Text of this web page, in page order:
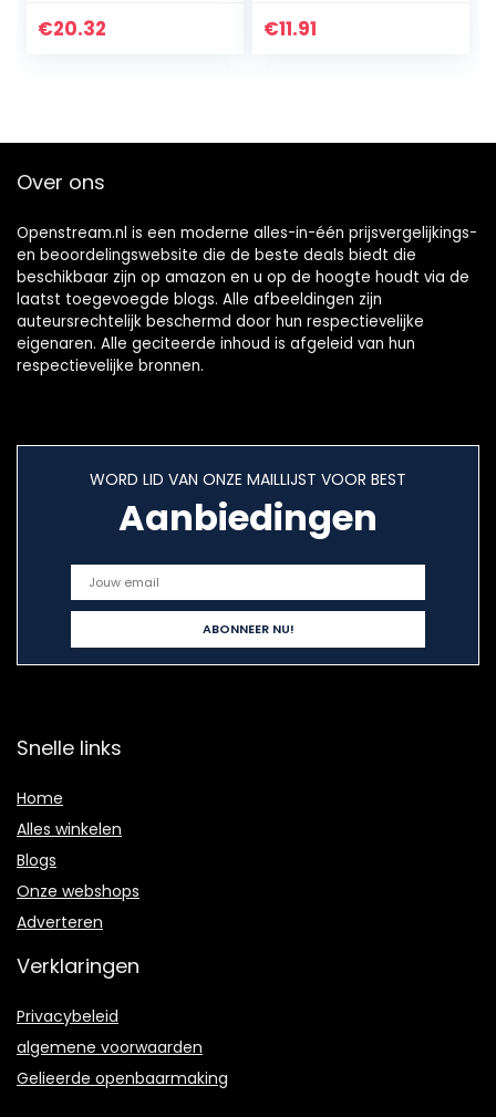
hoes met Auto
€20.32
Flip Case Book
€11.91
Over ons
Openstream.nl is een moderne alles-in-één prijsvergelijkings-
en beoordelingswebsite die de beste deals biedt die
beschikbaar zijn op amazon en u op de hoogte houdt via de
laatst toegevoegde blogs. Alle afbeeldingen zijn
auteursrechtelijk beschermd door hun respectievelijke
eigenaren. Alle geciteerde inhoud is afgeleid van hun
respectievelijke bronnen.
WORD LID VAN ONZE MAILLIJST VOOR BEST
Aanbiedingen
Snelle links
Home
Alles winkelen
Blogs
Onze webshops
Adverteren
Verklaringen
Privacybeleid
algemene voorwaarden
Gelieerde openbaarmaking